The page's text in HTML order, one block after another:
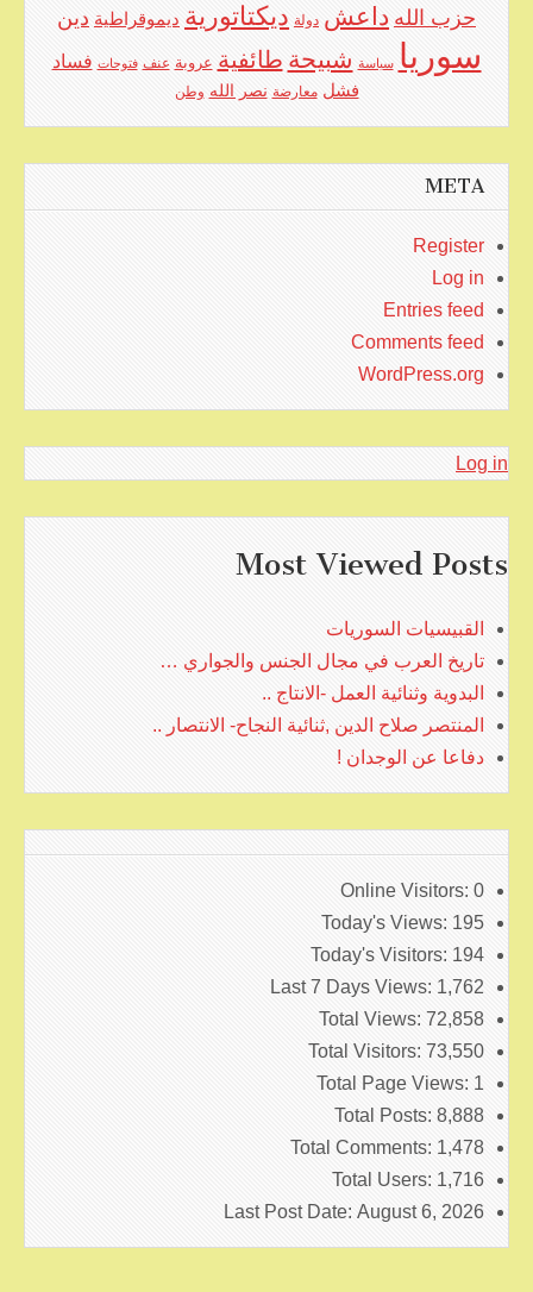
حزب الله داعش دولة ديكتاتورية ديموقراطية دين
سوريا سياسة شبيحة طائفية عروبة عنف فتوحات فساد
فشل معارضة نصر الله وطن
META
Register
Log in
Entries feed
Comments feed
WordPress.org
Log in
Most Viewed Posts
القبيسيات السوريات
تاريخ العرب في مجال الجنس والجواري …
البدوية وثنائية العمل -الانتاج ..
المنتصر صلاح الدين ,ثنائية النجاح- الانتصار ..
دفاعا عن الوجدان !
Online Visitors: 0
Today's Views: 195
Today's Visitors: 194
Last 7 Days Views: 1,762
Total Views: 72,858
Total Visitors: 73,550
Total Page Views: 1
Total Posts: 8,888
Total Comments: 1,478
Total Users: 1,716
Last Post Date: August 6, 2026